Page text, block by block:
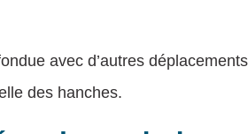
avec d’autres
des hanches.